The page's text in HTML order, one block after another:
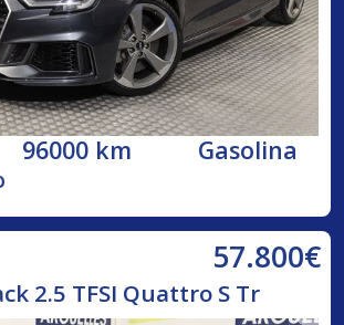
96000 km Gasolina
57.800€
2.5 TFSI Quattro S Tr